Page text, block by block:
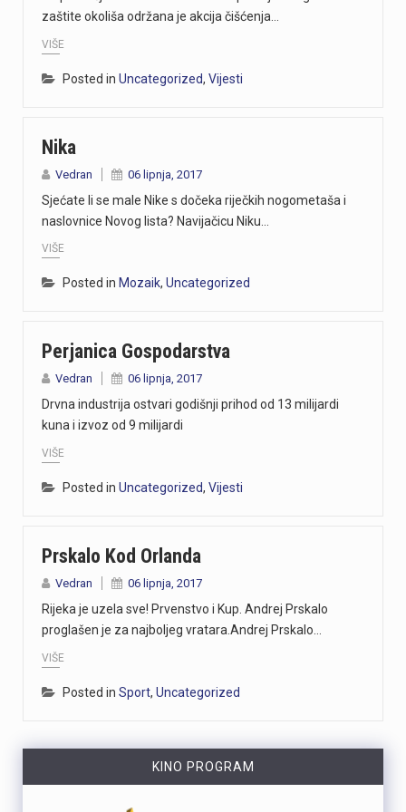
zaštite okoliša održana je akcija čišćenja…
VIŠE
Posted in Uncategorized, Vijesti
Nika
Vedran 06 lipnja, 2017
Sjećate li se male Nike s dočeka riječkih nogometaša i
naslovnice Novog lista? Navijačicu Niku…
VIŠE
Posted in Mozaik, Uncategorized
Perjanica Gospodarstva
Vedran 06 lipnja, 2017
Drvna industrija ostvari godišnji prihod od 13 milijardi
kuna i izvoz od 9 milijardi
VIŠE
Posted in Uncategorized, Vijesti
Prskalo Kod Orlanda
Vedran 06 lipnja, 2017
Rijeka je uzela sve! Prvenstvo i Kup. Andrej Prskalo
proglašen je za najboljeg vratara.Andrej Prskalo…
VIŠE
Posted in Sport, Uncategorized
KINO PROGRAM